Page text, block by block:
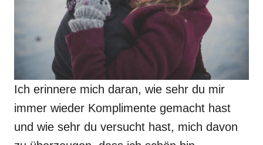
Ich erinnere mich daran, wie sehr du mir
immer wieder Komplimente gemacht hast
und wie sehr du versucht hast, mich davon